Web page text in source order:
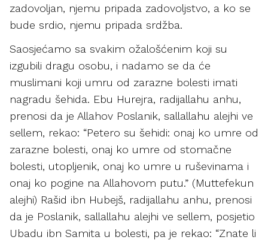
zadovoljan, njemu pripada zadovoljstvo, a ko se
bude srdio, njemu pripada srdžba.
Saosjećamo sa svakim ožalošćenim koji su
izgubili dragu osobu, i nadamo se da će
muslimani koji umru od zarazne bolesti imati
nagradu šehida. Ebu Hurejra, radijallahu anhu,
prenosi da je Allahov Poslanik, sallallahu alejhi ve
sellem, rekao: “Petero su šehidi: onaj ko umre od
zarazne bolesti, onaj ko umre od stomačne
bolesti, utopljenik, onaj ko umre u ruševinama i
onaj ko pogine na Allahovom putu.” (Muttefekun
alejhi) Rašid ibn Hubejš, radijallahu anhu, prenosi
da je Poslanik, sallallahu alejhi ve sellem, posjetio
Ubadu ibn Samita u bolesti, pa je rekao: “Znate li